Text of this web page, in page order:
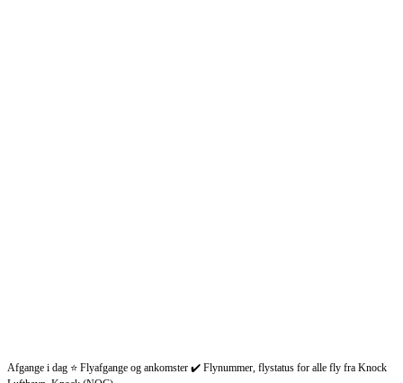
Afgange i dag ⭐ Flyafgange og ankomster ✔️ Flynummer, flystatus for alle fly fra Knock